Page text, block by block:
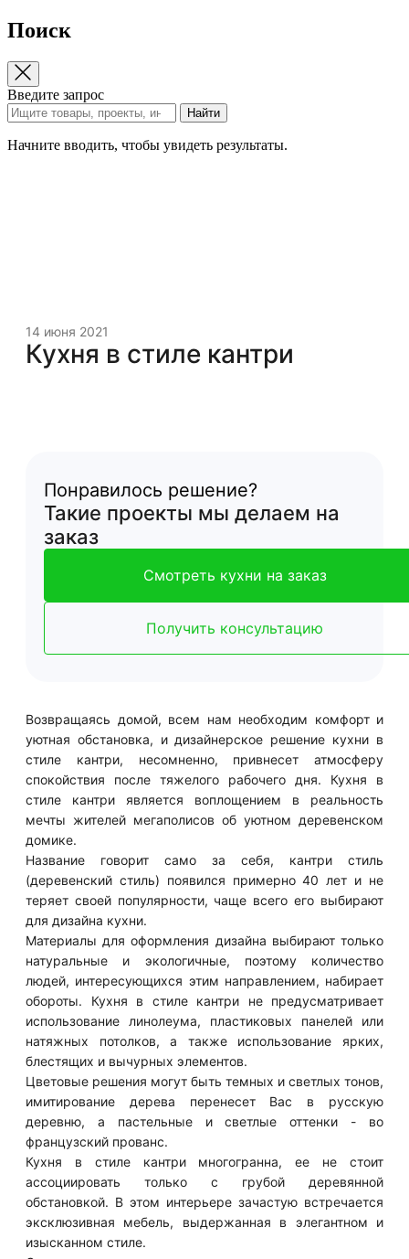
Поиск
Введите запрос
Найти
Начните вводить, чтобы увидеть результаты.
14 июня 2021
Кухня в стиле кантри
Понравилось решение?
Такие проекты мы делаем на
заказ
Смотреть кухни на заказ
Получить консультацию
Возвращаясь домой, всем нам необходим комфорт и
уютная обстановка, и дизайнерское решение кухни в
стиле кантри, несомненно, привнесет атмосферу
спокойствия после тяжелого рабочего дня. Кухня в
стиле кантри является воплощением в реальность
мечты жителей мегаполисов об уютном деревенском
домике.
Название говорит само за себя, кантри стиль
(деревенский стиль) появился примерно 40 лет и не
теряет своей популярности, чаще всего его выбирают
для дизайна кухни.
Материалы для оформления дизайна выбирают только
натуральные и экологичные, поэтому количество
людей, интересующихся этим направлением, набирает
обороты. Кухня в стиле кантри не предусматривает
использование линолеума, пластиковых панелей или
натяжных потолков, а также использование ярких,
блестящих и вычурных элементов.
Цветовые решения могут быть темных и светлых тонов,
имитирование дерева перенесет Вас в русскую
деревню, а пастельные и светлые оттенки - во
французский прованс.
Кухня в стиле кантри многогранна, ее не стоит
ассоциировать только с грубой деревянной
обстановкой. В этом интерьере зачастую встречается
эксклюзивная мебель, выдержанная в элегантном и
изысканном стиле.